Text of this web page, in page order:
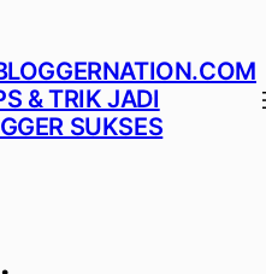
& TRIK JADI
SUKSES